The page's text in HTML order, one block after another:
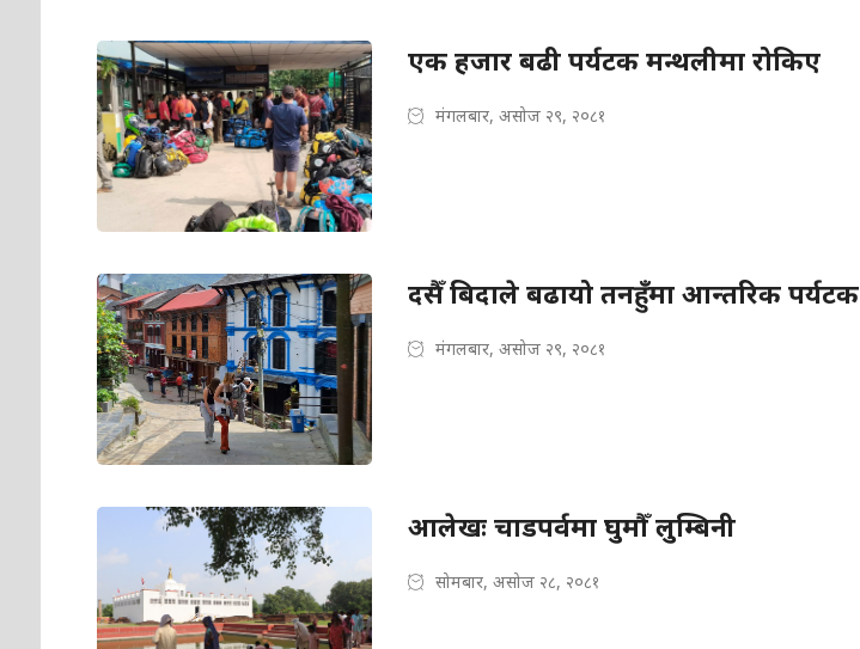
एक हजार बढी पर्यटक मन्थलीमा रोकिए
मंगलबार, असोज २९, २०८१
दसैँ बिदाले बढायो तनहुँमा आन्तरिक पर्यटक
मंगलबार, असोज २९, २०८१
आलेखः चाडपर्वमा घुमौँ लुम्बिनी
सोमबार, असोज २८, २०८१